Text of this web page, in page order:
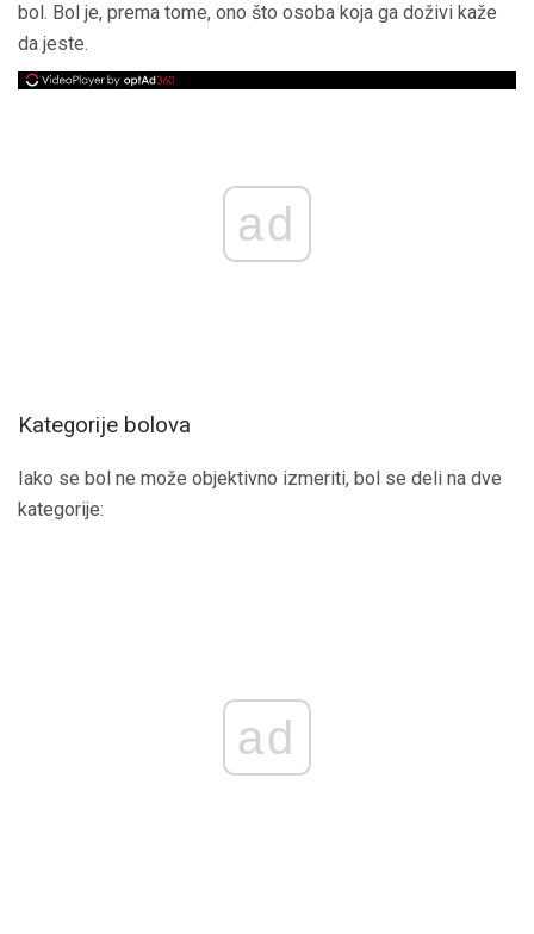
bol. Bol je, prema tome, ono što osoba koja ga doživi kaže
da jeste.
ad
Kategorije bolova
Iako se bol ne može objektivno izmeriti, bol se deli na dve
kategorije:
ad